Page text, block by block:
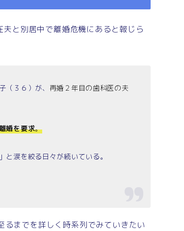
と別居中で離婚危機にあると報じら
３６）が、 再婚２年目の歯科医の夫
婚を要求。
涙を絞る日々が続いている。
までを詳しく時系列でみていきたい